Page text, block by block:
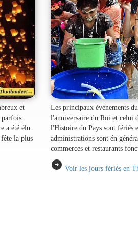
et
parfois
a été élu
la plus
Les principaux événements
l'anniversaire du Roi et celui
l'Histoire du Pays sont fériés
administrations sont én
commerces et restaurants
arrow_circle_right Voir les jours fériés en